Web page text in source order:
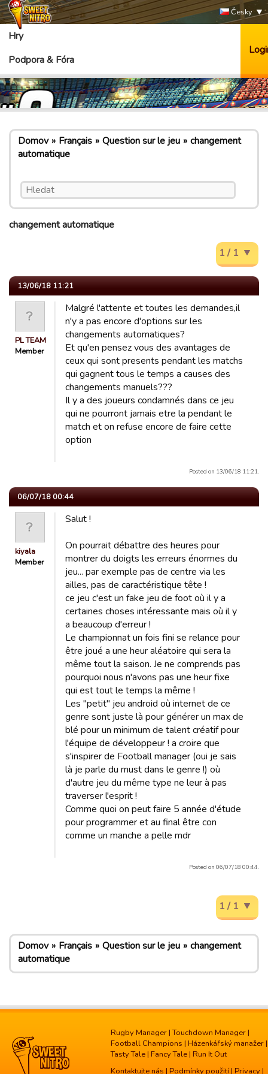
Česky
Hry
Podpora & Fóra
Domov Français Question sur le jeu
changement
automatique
changement automatique
1 / 1
13/06/18 11:21
PL TEAM
Member
Malgré l'attente et toutes les demandes,il
n'y a pas encore d'options sur les
changements automatiques?
Et qu'en pensez vous des avantages de
ceux qui sont presents pendant les matchs
qui gagnent tous le temps a causes des
changements manuels???
Il y a des joueurs condamnés dans ce jeu
qui ne pourront jamais etre la pendant le
match et on refuse encore de faire cette
option
Posted on 13/06/18 11:21.
06/07/18 00:44
kiyala
Member
Salut !
On pourrait débattre des heures pour
montrer du doigts les erreurs énormes du
jeu... par exemple pas de centre via les
ailles, pas de caractéristique tête !
ce jeu c'est un fake jeu de foot où il y a
certaines choses intéressante mais où il y
a beaucoup d'erreur !
Le championnat un fois fini se relance pour
être joué a une heur aléatoire qui sera la
même tout la saison. Je ne comprends pas
pourquoi nous n'avons pas une heur fixe
qui est tout le temps la même !
Les "petit" jeu android où internet de ce
genre sont juste là pour générer un max de
blé pour un minimum de talent créatif pour
l'équipe de développeur ! a croire que
s'inspirer de Football manager (oui je sais
là je parle du must dans le genre !) où
d'autre jeu du même type ne leur à pas
traverser l'esprit !
Comme quoi on peut faire 5 année d'étude
pour programmer et au final être con
comme un manche a pelle mdr
Posted on 06/07/18 00:44.
1 / 1
Domov Français Question sur le jeu
changement
automatique
Rugby Manager |Touchdown Manager |
Football Champions | Házenkářský manažer |
Tasty Tale | Fancy Tale | Run It Out
Kontaktujte nás | Podmínky použití | Privacy |